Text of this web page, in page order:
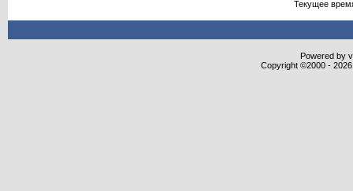
Текущее
Powered by
Copyright ©2000 -